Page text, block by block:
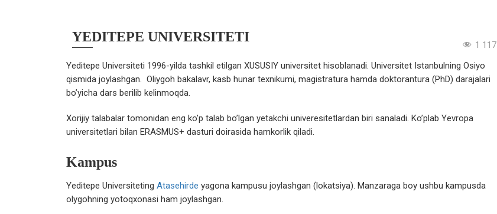
YEDITEPE UNIVERSITETI
1 117
Yeditepe Universiteti 1996-yilda tashkil etilgan XUSUSIY universitet hisoblanadi. Universitet Istanbulning Osiyo
qismida joylashgan. Oliygoh bakalavr, kasb hunar texnikumi, magistratura hamda doktorantura (PhD) darajalari
bo’yicha dars berilib kelinmoqda.
Xorijiy talabalar tomonidan eng ko’p talab bo’lgan yetakchi univeresitetlardan biri sanaladi. Ko’plab Yevropa
universitetlari bilan ERASMUS+ dasturi doirasida hamkorlik qiladi.
Kampus
Yeditepe Universiteting Atasehirde yagona kampusu joylashgan (lokatsiya). Manzaraga boy ushbu kampusda
olygohning yotoqxonasi ham joylashgan.